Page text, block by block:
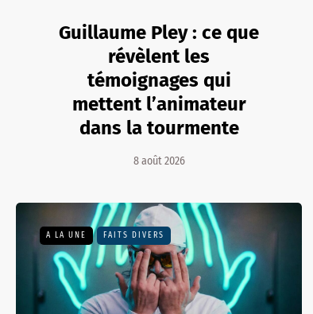
Guillaume Pley : ce que
révèlent les
témoignages qui
mettent l’animateur
dans la tourmente
8 août 2026
A LA UNE FAITS DIVERS